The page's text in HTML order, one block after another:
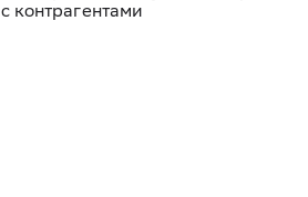
с контрагентами